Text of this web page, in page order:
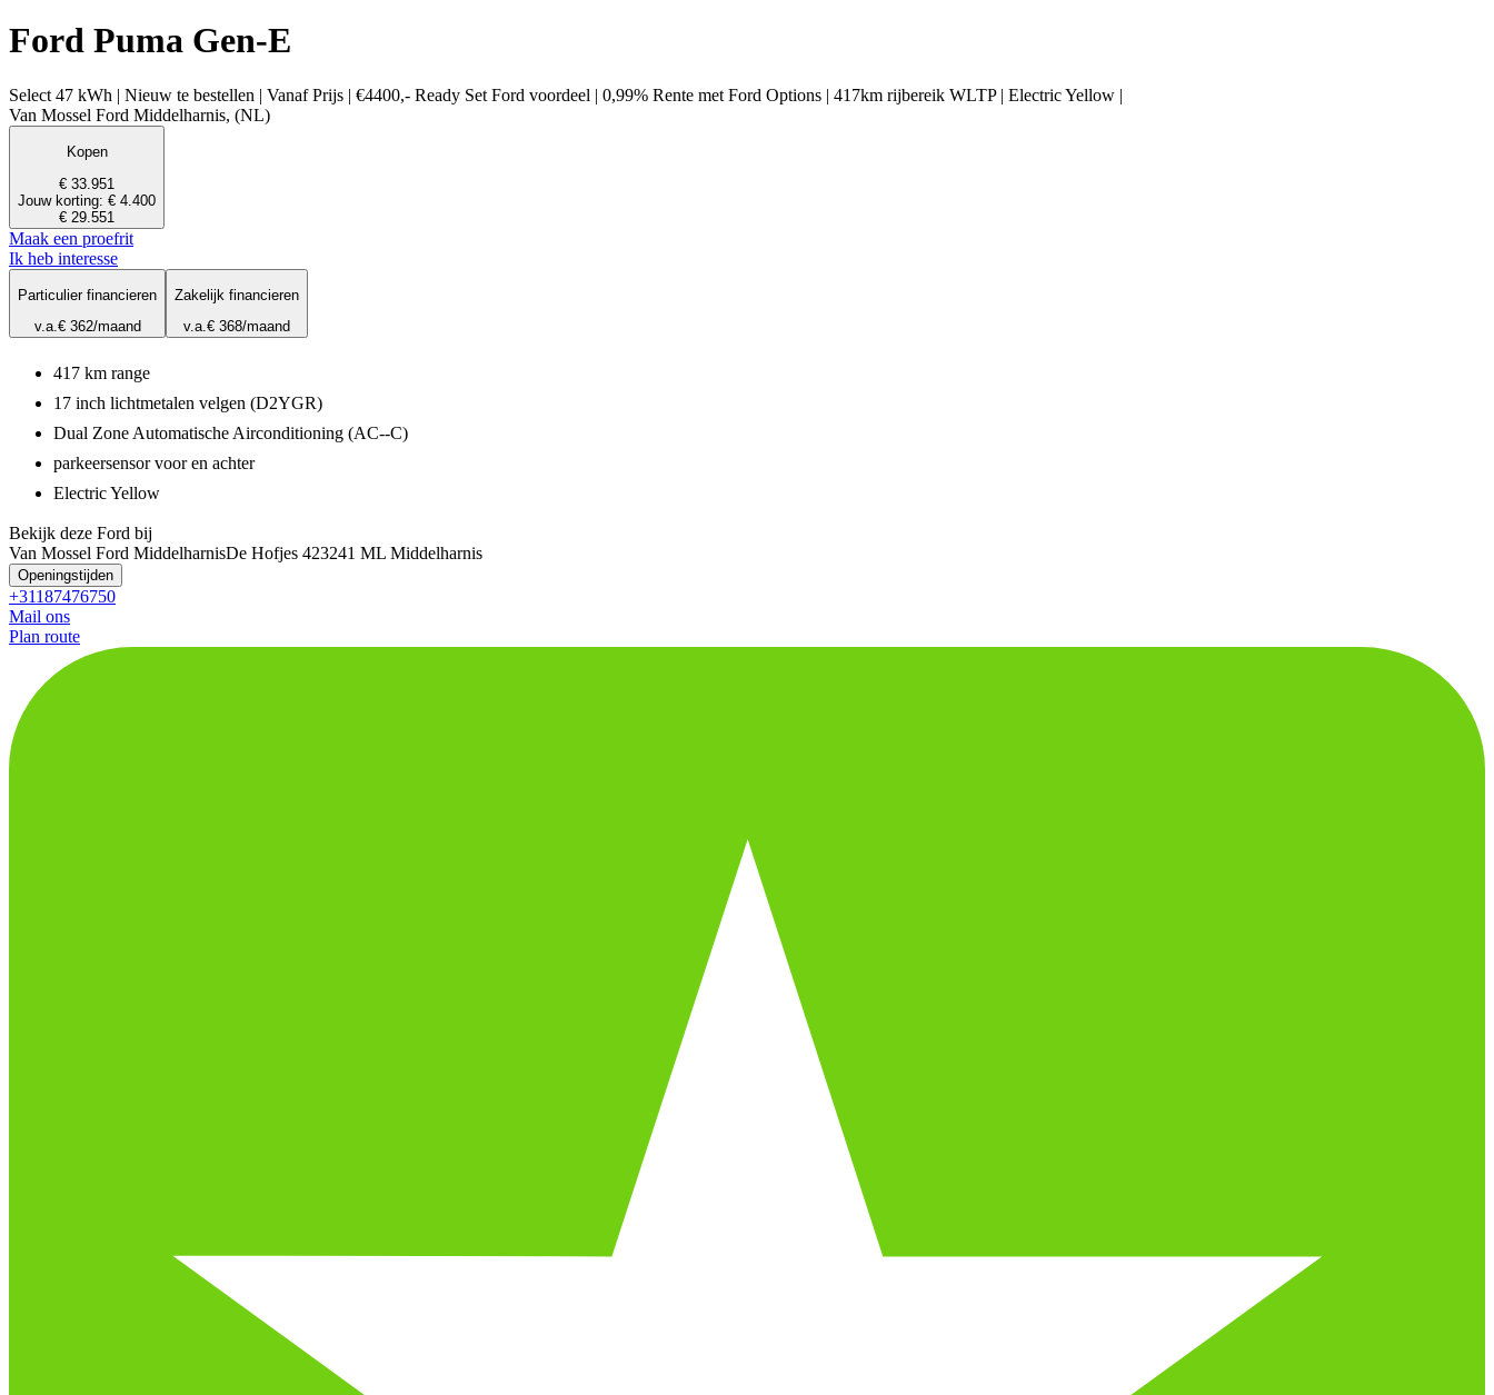
Ford Puma Gen-E
Select 47 kWh | Nieuw te bestellen | Vanaf Prijs | €4400,- Ready Set Ford voordeel | 0,99% Rente met Ford Options | 417km rijbereik WLTP | Electric Yellow |
Van Mossel Ford Middelharnis, (NL)
Kopen
€ 33.951
Jouw korting: € 4.400
€ 29.551
Maak een proefrit
Ik heb interesse
Particulier financieren
v.a.€ 362/maand
Zakelijk financieren
v.a.€ 368/maand
417 km range
17 inch lichtmetalen velgen (D2YGR)
Dual Zone Automatische Airconditioning (AC--C)
parkeersensor voor en achter
Electric Yellow
Bekijk deze Ford bij
Van Mossel Ford MiddelharnisDe Hofjes 423241 ML Middelharnis
Openingstijden
+31187476750
Mail ons
Plan route